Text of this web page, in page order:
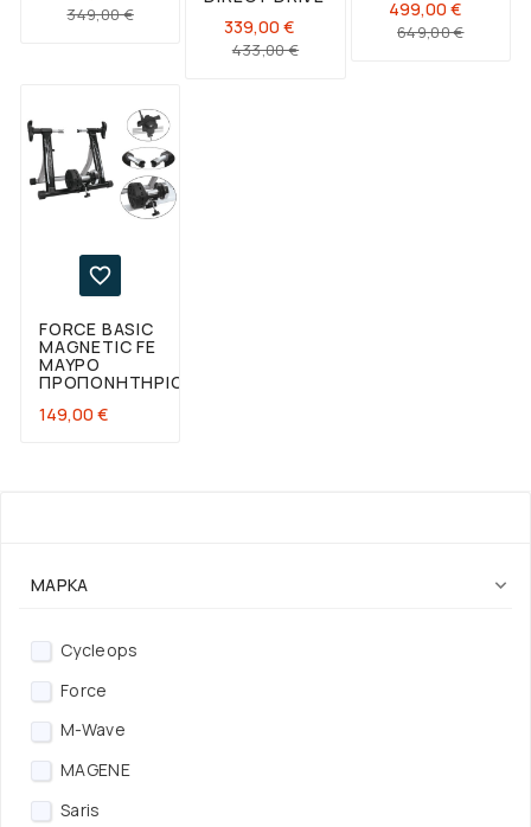
349,00 €Κανονική
Τιμή
339,00 €
433,00 €Κανονική
Τιμή
499,00 €
649,00 €Τιμή

FORCE BASIC
MAGNETIC FE
ΜΑΎΡΟ
ΠΡΟΠΟΝΗΤΉΡΙΟ
149,00 €
ΜΆΡΚΑ 
Cycleops
Force
M-Wave
MAGENE
Saris